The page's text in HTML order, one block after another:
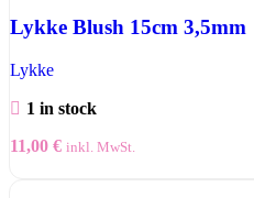
Lykke Blush 15cm 3,5mm
Lykke
1 in stock
11,00 € inkl. MwSt.